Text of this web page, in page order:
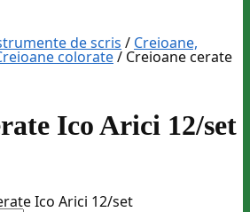
de scris / Creioane,
colorate/ Creioane cerate
Ico Arici 12/set
Ico Arici 12/set